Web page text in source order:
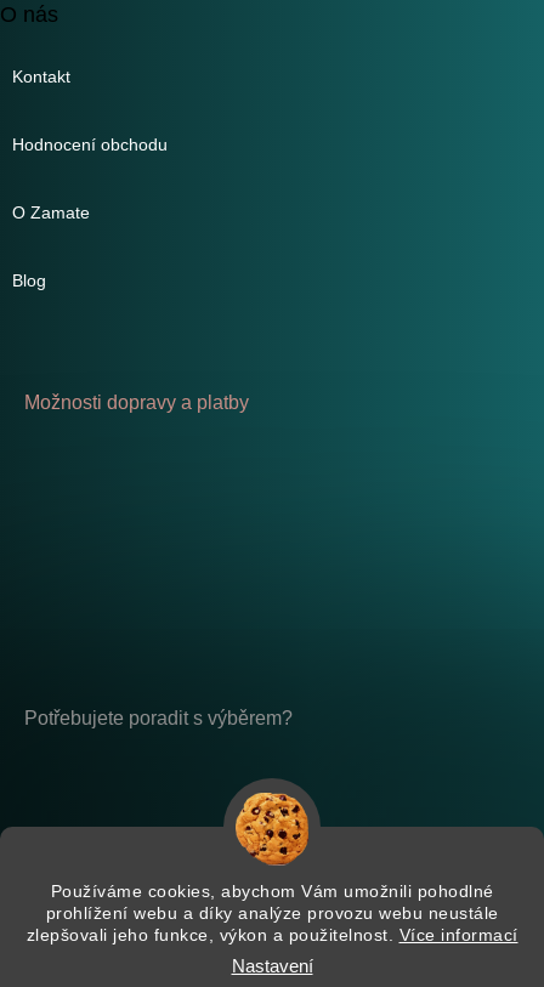
Používáme cookies, abychom Vám umožnili pohodlné
prohlížení webu a díky analýze provozu webu neustále
zlepšovali jeho funkce, výkon a použitelnost. Více informací
Nastavení
O nás
Kontakt
Hodnocení obchodu
O Zamate
Blog
Možnosti dopravy a platby
Potřebujete poradit s výběrem?
placeholder-nemazat
Vytvořil Shoptet